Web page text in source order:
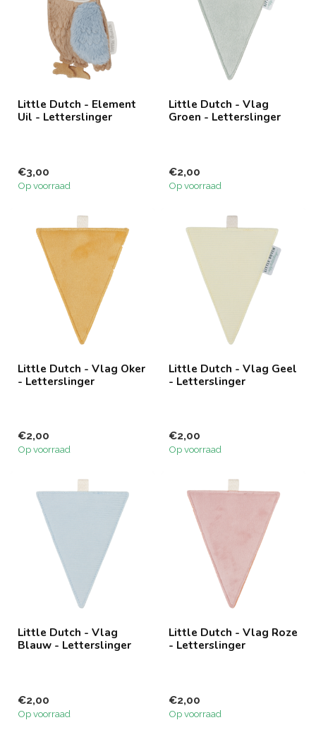
Little Dutch - Element
Uil - Letterslinger
€3,00
Op voorraad
Little Dutch - Vlag
Groen - Letterslinger
€2,00
Op voorraad
Little Dutch - Vlag Oker
- Letterslinger
€2,00
Op voorraad
Little Dutch - Vlag Geel
- Letterslinger
€2,00
Op voorraad
Little Dutch - Vlag
Blauw - Letterslinger
€2,00
Op voorraad
Little Dutch - Vlag Roze
- Letterslinger
€2,00
Op voorraad